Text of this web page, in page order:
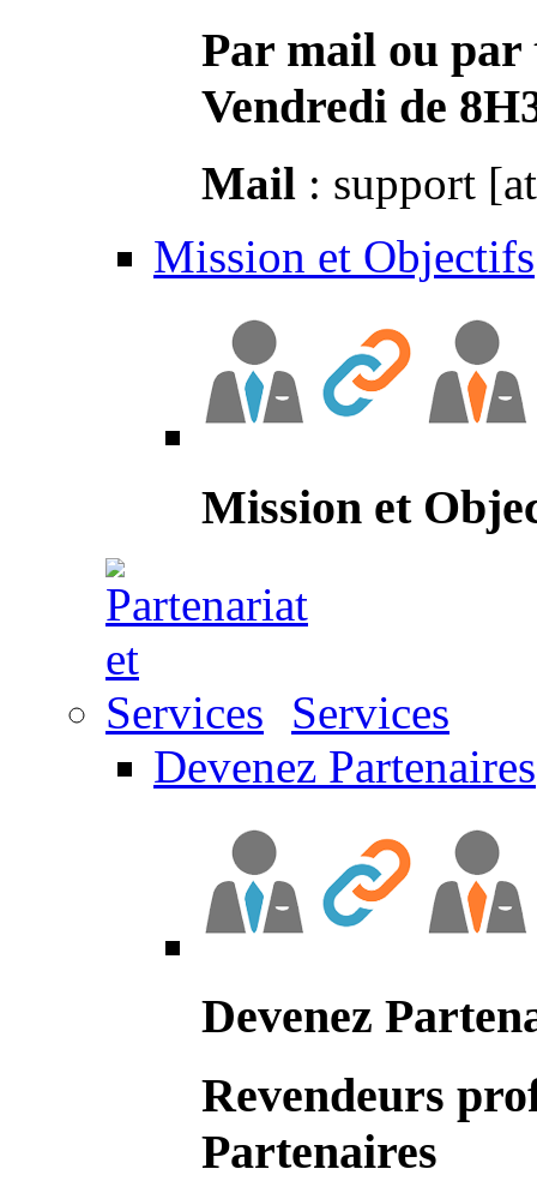
Par mail ou par
Vendredi de
Mail : support
Mission et Objectifs
Mission et
Services
Devenez Partenaires
Devenez
Revendeurs
Partenaires